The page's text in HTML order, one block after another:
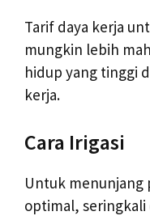
Tarif daya kerja
mungkin lebih
hidup yang tinggi
kerja.
Cara Irigasi
Untuk
optimal,